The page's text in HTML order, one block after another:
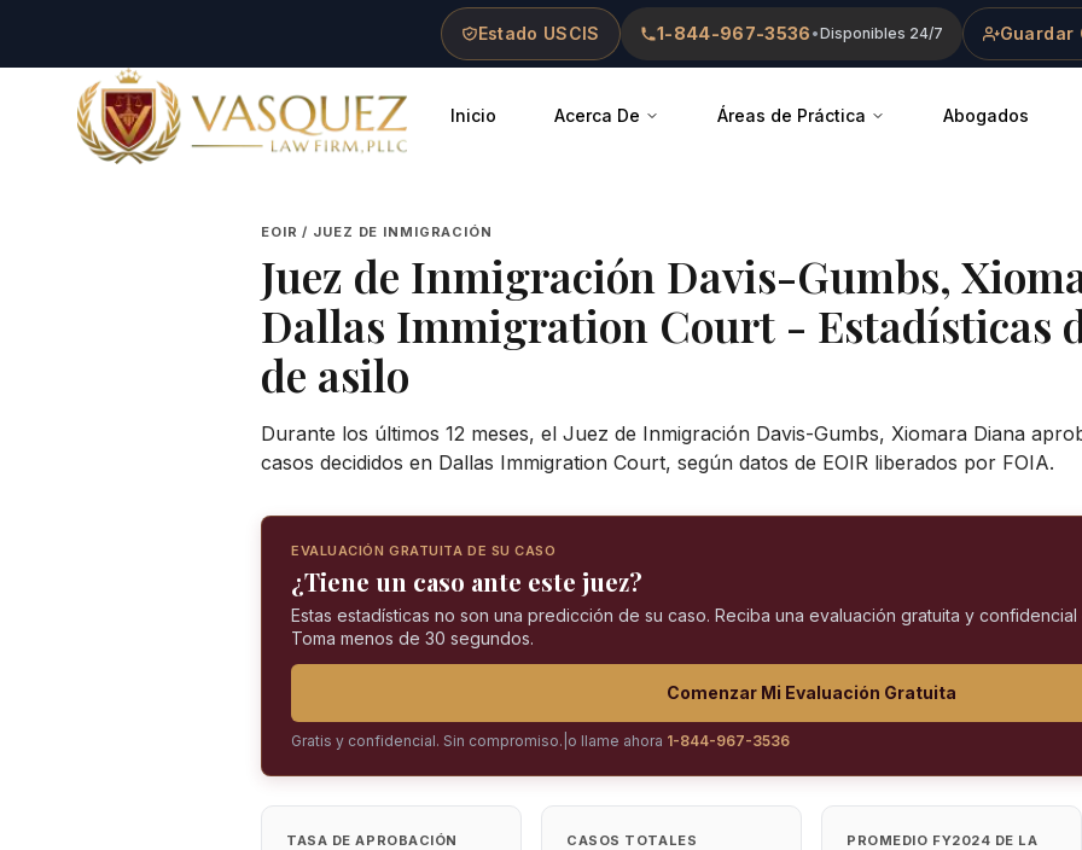
Estado USCIS 1-844-967-3536 •Disponibles 24/7 Guardar
Vasquez Law Firm - Home
Inicio Acerca De Áreas de Práctica Abogados
EOIR / JUEZ DE INMIGRACIÓN
Juez de Inmigración Davis-Gumbs,
Dallas Immigration Court - Estadísticas
de asilo
Durante los últimos 12 meses, el Juez de Inmigración Davis-Gumbs, Xiomara Diana
casos decididos en Dallas Immigration Court, según datos de EOIR liberados por FOIA.
EVALUACIÓN GRATUITA DE SU CASO
¿Tiene un caso ante este juez?
Estas estadísticas no son una predicción de su caso. Reciba una evaluación gratuita y
Toma menos de 30 segundos.
Comenzar Mi Evaluación Gratuita
Gratis y confidencial. Sin compromiso. o llame ahora 1-844-967-3536
TASA DE APROBACIÓN
CASOS TOTALES
PROMEDIO FY2024 DE LA